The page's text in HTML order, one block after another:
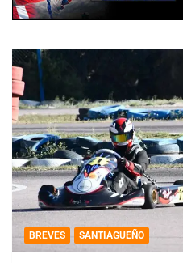
BREVES SANTIAGUEÑO